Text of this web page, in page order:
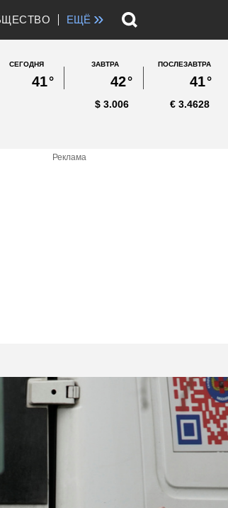
ЕЩЁ »
СЕГОДНЯ
41°
ЗАВТРА
42°
ПОСЛЕЗАВТРА
41°
3.006
$ 3.4628
€
Реклама